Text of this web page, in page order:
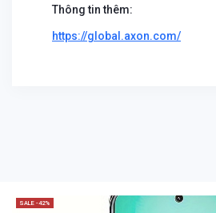
Thông tin thêm:
https://global.axon.com/
SALE -42%